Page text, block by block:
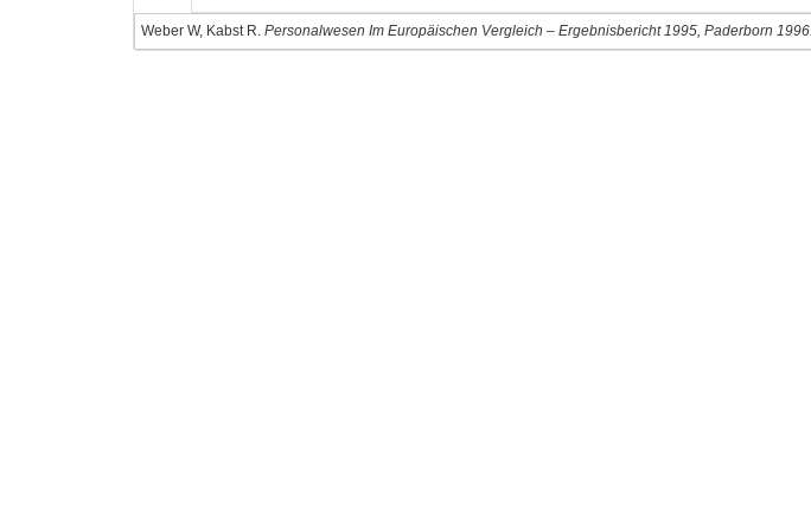
Weber W, Kabst R. Personalwesen Im Europäischen Vergleich – Ergebnisbericht 1995, Paderborn 1996.